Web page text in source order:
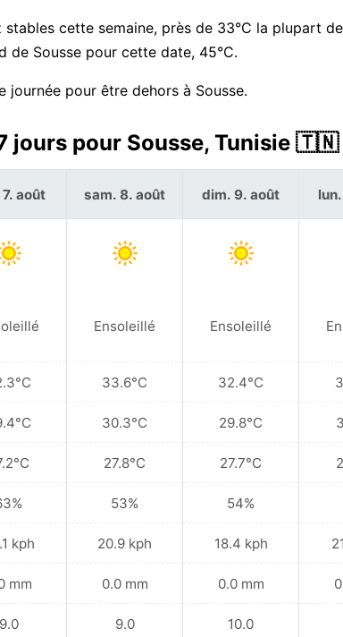
cette semaine, près de 33°C la plupart
de Sousse pour cette date, 45°C.
journée pour être dehors à Sousse.
jours pour Sousse, Tunisie 🇹🇳
août
kph
mm
9.0
sam. 8. août
Ensoleillé
33.6°C
30.3°C
27.8°C
53%
20.9 kph
0.0 mm
9.0
dim. 9. août
Ensoleillé
32.4°C
29.8°C
27.7°C
54%
18.4 kph
0.0 mm
10.0